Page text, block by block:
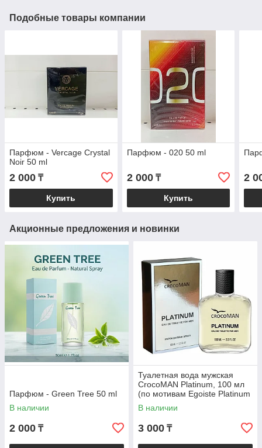
Подобные товары компании
Парфюм - Vercage Crystal
Noir 50 ml
2 000 ₸
Купить
Парфюм - 020 50 ml
2 000₸
Купить
2
Акционные предложения и новинки
Парфюм - Green Tree 50 ml
В наличии
2 000 ₸
Туалетная вода мужская
CrocoMAN Platinum, 100 мл
(по мотивам Egoiste Platinum
(Chanel)
В наличии
3 000 ₸